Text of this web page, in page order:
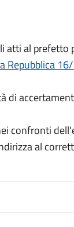
atti al prefetto
Repubblica
di
confronti
al